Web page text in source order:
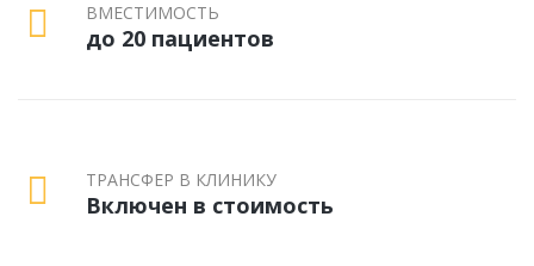
ВМЕСТИМОСТЬ
до 20 пациентов
ТРАНСФЕР В КЛИНИКУ
Включен в стоимость